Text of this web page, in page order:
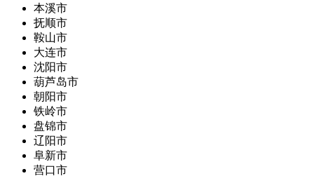
本溪市
抚顺市
鞍山市
大连市
沈阳市
葫芦岛市
朝阳市
铁岭市
盘锦市
辽阳市
阜新市
营口市